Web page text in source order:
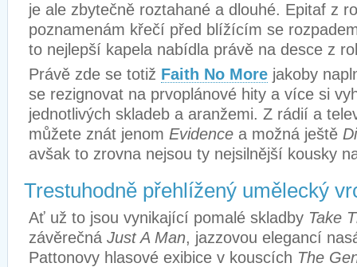
je ale zbytečně roztahané a dlouhé. Epitaf z
poznamenám křečí před blížícím se
to nejlepší kapela nabídla právě na desce z
Právě zde se totiž Faith No More jakoby
se rezignovat na prvoplánové hity a více si
jednotlivých skladeb a aranžemi. Z rádií a
můžete znát jenom Evidence a možná ještě
avšak to zrovna nejsou ty nejsilnější kousky
Trestuhodně přehlížený umělecký
Ať už to jsou vynikající pomalé skladby Take
závěrečná Just A Man, jazzovou elegancí
Pattonovy hlasové exibice v kouscích The